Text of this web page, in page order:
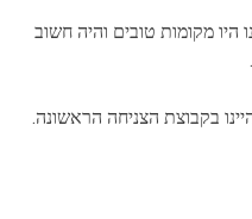
מקומות טובים והיה חשוב
בקבוצת הצניחה הראשונה.